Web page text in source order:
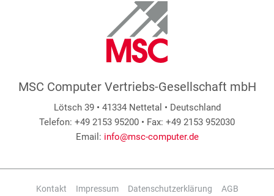
MSC Computer Vertriebs-Gesellschaft mbH
Lötsch 39 • 41334 Nettetal • Deutschland
Telefon: +49 2153 95200 • Fax: +49 2153 952030
Email: info@msc-computer.de
Kontakt Impressum Datenschutzerklärung AGB